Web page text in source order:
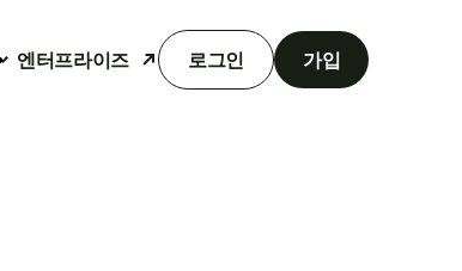
엔터프라이즈 로그인 가입